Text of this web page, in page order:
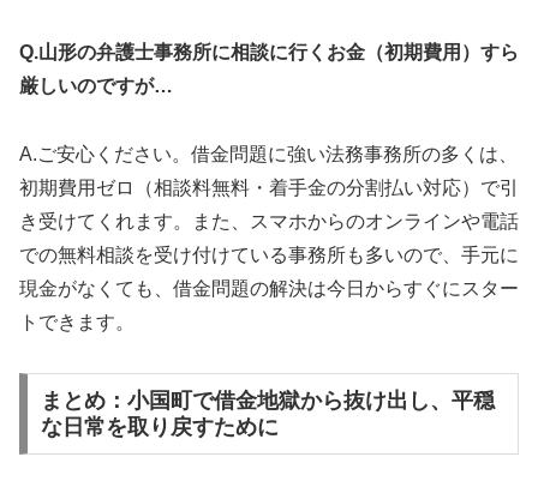
Q.山形の弁護士事務所に相談に行くお金（初期費用）すら
厳しいのですが…
A.ご安心ください。借金問題に強い法務事務所の多くは、
初期費用ゼロ（相談料無料・着手金の分割払い対応）で引
き受けてくれます。また、スマホからのオンラインや電話
での無料相談を受け付けている事務所も多いので、手元に
現金がなくても、借金問題の解決は今日からすぐにスター
トできます。
まとめ：小国町で借金地獄から抜け出し、平穏
な日常を取り戻すために